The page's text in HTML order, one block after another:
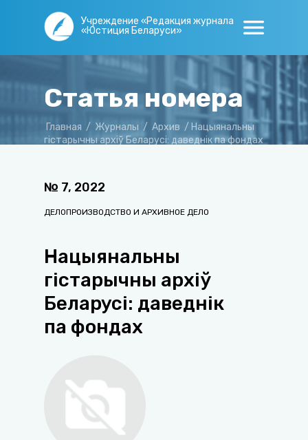
Учреждение «Редакция журнала
«Юстиция Беларуси»
Статья номера
Главная / Журналы / Архив / Нацыянальны
гістарычны архіў Беларусі: даведнік па фондах
№ 7, 2022
ДЕЛОПРОИЗВОДСТВО И АРХИВНОЕ ДЕЛО
Нацыянальны
гістарычны архіў
Беларусі: даведнік
па фондах